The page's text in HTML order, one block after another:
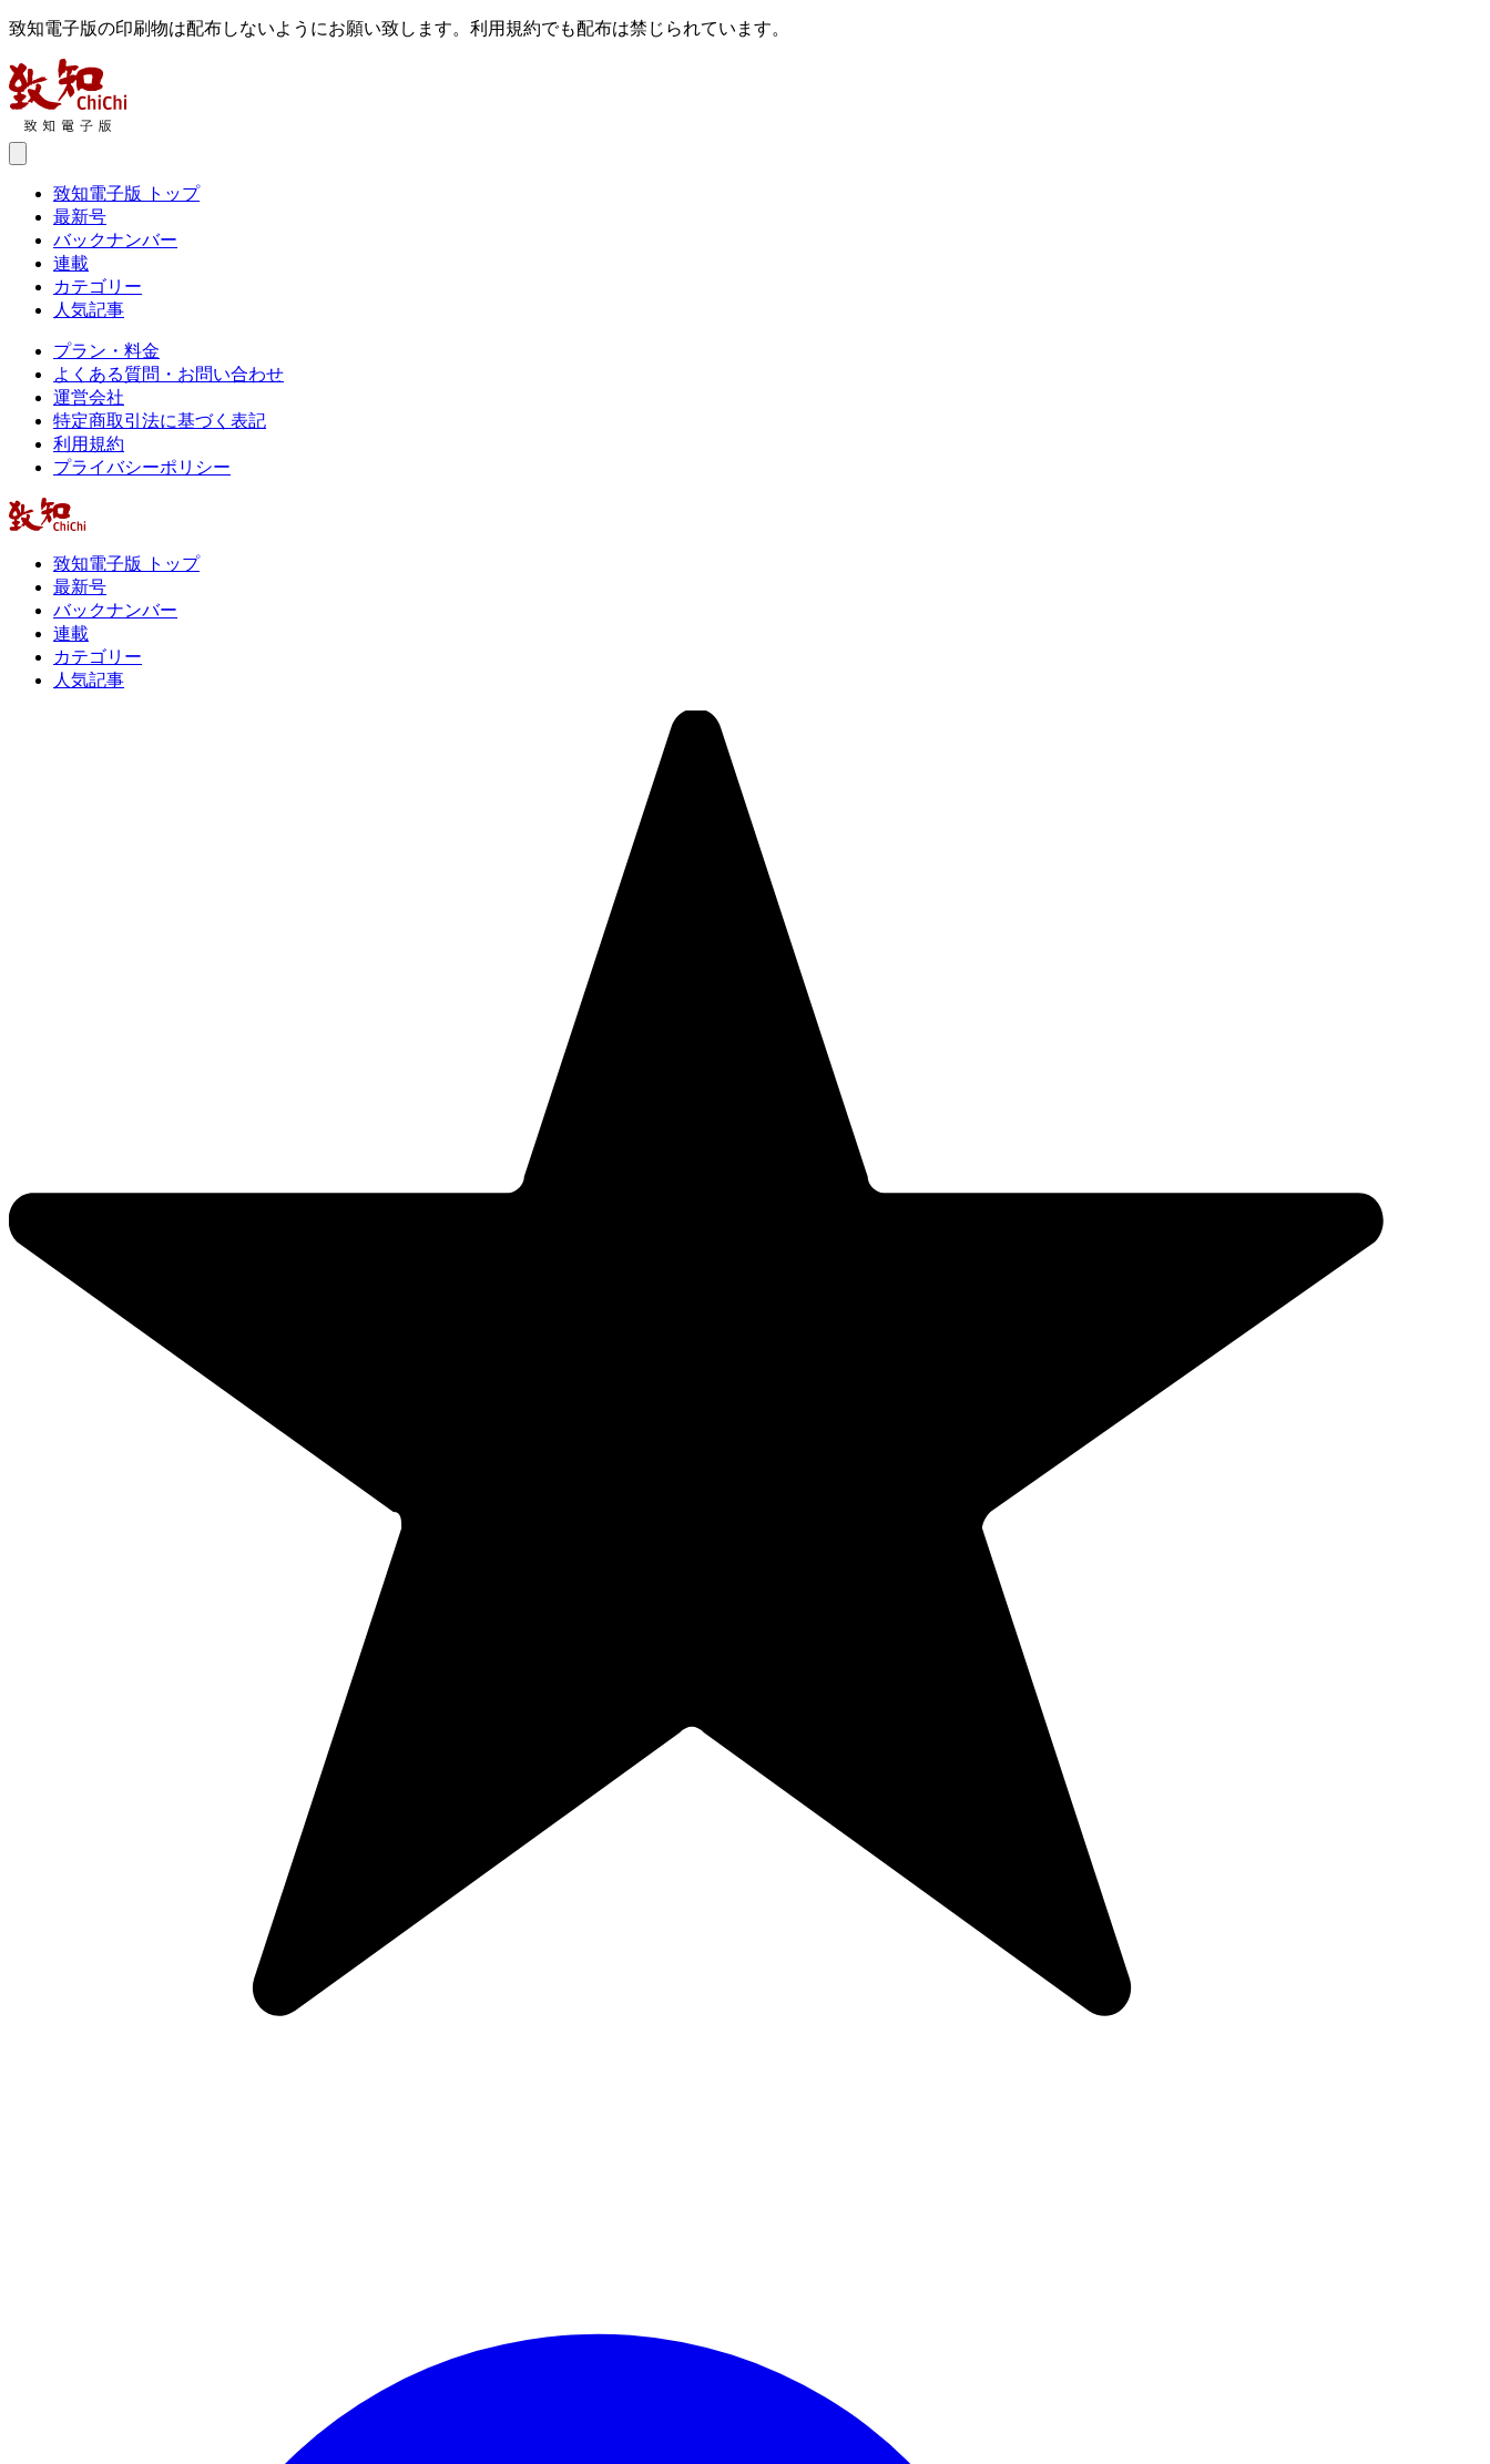
致知電子版の印刷物は配布しないようにお願い致します。利用規約でも配布は禁じられています。
致知電子版 トップ
最新号
バックナンバー
連載
カテゴリー
人気記事
プラン・料金
よくある質問・お問い合わせ
運営会社
特定商取引法に基づく表記
利用規約
プライバシーポリシー
致知電子版 トップ
最新号
バックナンバー
連載
カテゴリー
人気記事